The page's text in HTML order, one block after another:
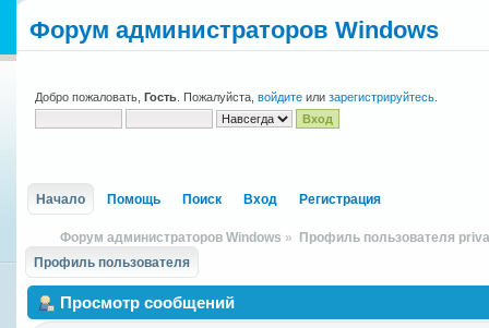
Форум администраторов Windows
Добро пожаловать, Гость . Пожалуйста, войдите или зарегистрируйтесь
Начало Помощь Поиск Вход Регистрация
Форум администраторов Windows »
Профиль пользователя
Профиль пользователя
Просмотр сообщений